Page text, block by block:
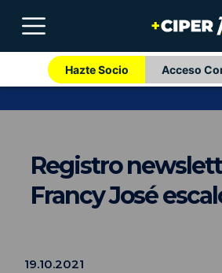
Hazte Socio Acceso
Registro
Francy José
19.10.2021